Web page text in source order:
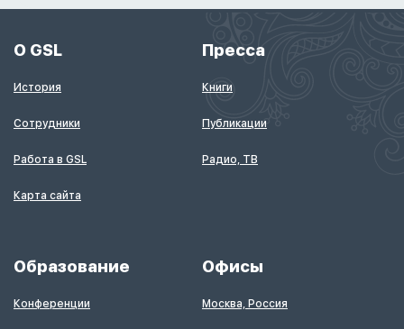
О GSL
История
Сотрудники
Работа в GSL
Карта сайта
Пресса
Книги
Публикации
Радио, ТВ
Образование
Конференции
Офисы
Москва, Россия